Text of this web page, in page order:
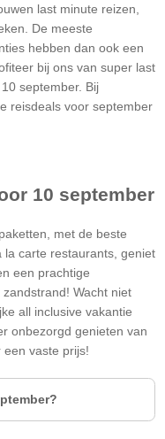
last minute reizen,
De meeste
hebben dan ook een
bij ons van super last
september. Bij
reisdeals voor september
10 september
met de beste
carte restaurants, geniet
een prachtige
Wacht niet
all inclusive vakantie
onbezorgd genieten van
vaste prijs!